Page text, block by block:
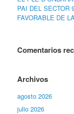
PAI DEL SECTOR
FAVORABLE DE
Comentarios
Archivos
agosto 2026
julio 2026